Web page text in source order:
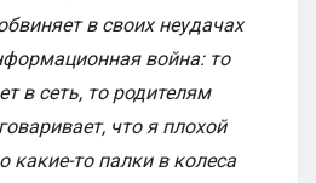
в своих неудачах
война: то
в сеть, то родителям
что я плохой
какие-то палки в колеса